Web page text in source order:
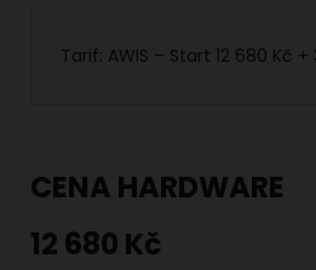
CENA HARDWARE
12 680 Kč